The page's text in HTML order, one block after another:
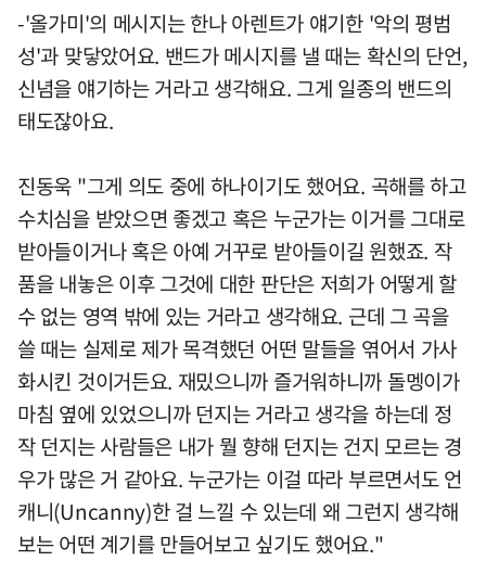
-'올가미'의 메시지는 한나 아렌트가 얘기한 '악의 평범
성'과 맞닿았어요. 밴드가 메시지를 낼 때는 확신의 단언,
신념을 얘기하는 거라고 생각해요. 그게 일종의 밴드의
태도잖아요.
진동욱 "그게 의도 중에 하나이기도 했어요. 곡해를 하고
수치심을 받았으면 좋겠고 혹은 누군가는 이거를 그대로
받아들이거나 혹은 아예 거꾸로 받아들이길 원했죠. 작
품을 내놓은 이후 그것에 대한 판단은 저희가 어떻게 할
수 없는 영역 밖에 있는 거라고 생각해요. 근데 그 곡을
쓸 때는 실제로 제가 목격했던 어떤 말들을 엮어서 가사
화시킨 것이거든요. 재밌으니까 즐거워하니까 돌멩이가
마침 옆에 있었으니까 던지는 거라고 생각을 하는데 정
작 던지는 사람들은 내가 뭘 향해 던지는 건지 모르는 경
우가 많은 거 같아요. 누군가는 이걸 따라 부르면서도 언
캐니(Uncanny)한 걸 느낄 수 있는데 왜 그런지 생각해
보는 어떤 계기를 만들어보고 싶기도 했어요."